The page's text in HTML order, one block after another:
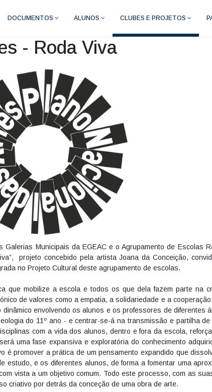
DOCUMENTOS ALUNOS CLUBES E PROJETOS
- Roda Viva
Municipais da EGEAC e o Agrupamento de Escolas
projeto concebido pela artista Joana da Conceição,
no Projeto Cultural deste agrupamento de escolas.
que mobilize a escola e todos os que dela fazem parte na
de valores como a empatia, a solidariedade e a
envolvendo os alunos e os professores de diferentes
do 11º ano - e centrar-se-á na transmissão e partilha de
com a vida dos alunos, dentro e fora da escola,
uma fase expansiva e exploratória do conhecimento
é promover a prática de um pensamento expandido que
e os diferentes alunos, de forma a fomentar uma
vista a um objetivo comum. Todo este processo, com as
criativo por detrás da conceção de uma obra de arte.